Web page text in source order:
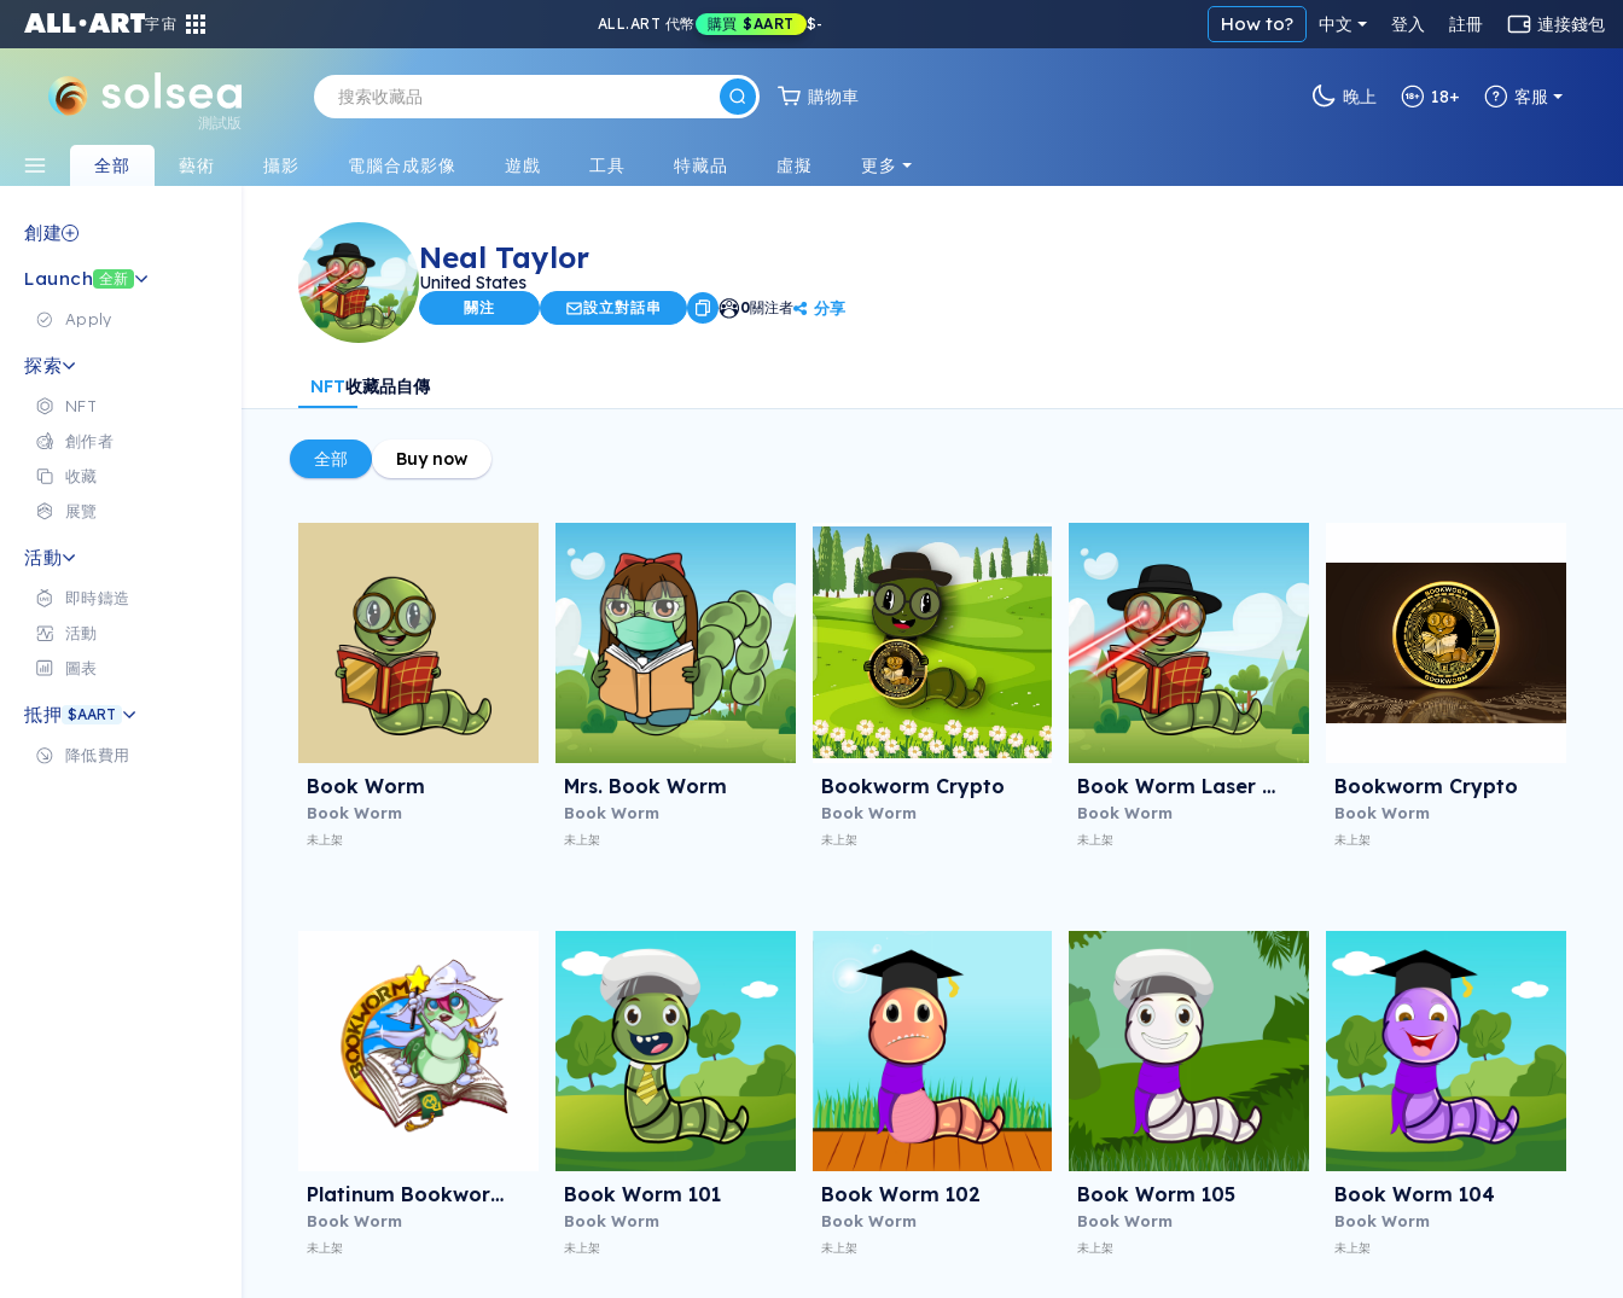
宇宙 ALL.ART 代幣 購買 $AART $- How to? 中文 登入 註冊 連接錢包
測試版
購物車 晚上 18+ 客服
全部 藝術 攝影 電腦合成影像 遊戲 工具 特藏品 虛擬 更多
創建
Launch 全新
Apply
探索
NFT
創作者
收藏
展覽
活動
即時鑄造
活動
圖表
抵押 $AART
降低費用
Neal Taylor
United States
關注 設立對話串 0關注者 分享
NFT收藏品自傳
全部 Buy now
Book Worm
Book Worm
未上架
Mrs. Book Worm
Book Worm
未上架
Bookworm Crypto
Book Worm
未上架
Book Worm Laser Eyes
Book Worm
未上架
Bookworm Crypto
Book Worm
未上架
Platinum Bookworm
Book Worm
未上架
Book Worm 101
Book Worm
未上架
Book Worm 102
Book Worm
未上架
Book Worm 105
Book Worm
未上架
Book Worm 104
Book Worm
未上架